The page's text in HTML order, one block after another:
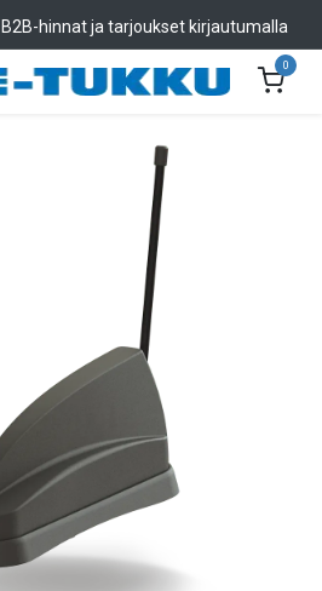
B2B-hinnat ja tarjoukset kirjautumalla
0